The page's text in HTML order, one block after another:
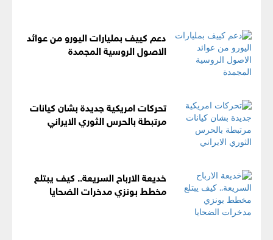
دعم كييف بمليارات اليورو من عوائد
الاصول الروسية المجمدة
تحركات امريكية جديدة بشان كيانات
مرتبطة بالحرس الثوري الايراني
خديعة الارباح السريعة.. كيف يبتلع
مخطط بونزي مدخرات الضحايا